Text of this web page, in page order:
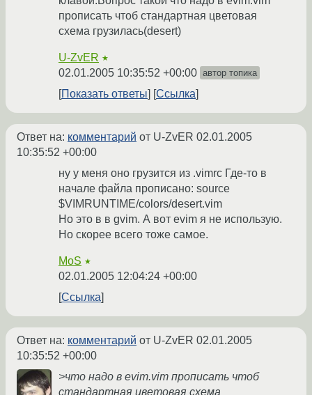
прописать чтоб стандартная цветовая
схема грузилась(desert)
U-ZvER ★
02.01.2005 10:35:52 +00:00 автор топика
Показать ответы Ссылка
Ответ на: комментарий от U-ZvER 02.01.2005
10:35:52 +00:00
ну у меня оно грузится из .vimrc Где-то в
начале файла прописано: source
$VIMRUNTIME/colors/desert.vim
Но это в в gvim. А вот evim я не использую.
Но скорее всего тоже самое.
MoS ★
02.01.2005 12:04:24 +00:00
Ссылка
Ответ на: комментарий от U-ZvER 02.01.2005
10:35:52 +00:00
>что надо в evim.vim прописать чтоб
стандартная цветовая схема